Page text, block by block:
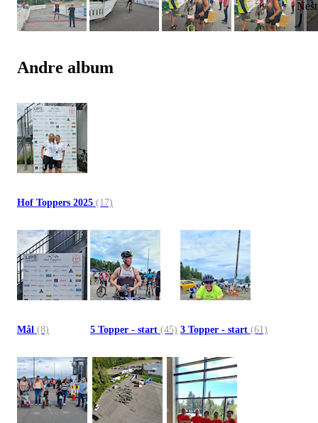
Andre album
Hof Toppers 2025 (17)
Mål (8) 5 Topper - start (45) 3 Topper - start (61)